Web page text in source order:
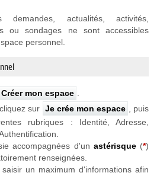
actualités, activités,
ou sondages ne sont accessibles
personnel.
Créer mon espace
sur Je crée mon espace
, puis
rubriques : Identité, Adresse,
accompagnées d'un astérisque(*)
renseignées.
un maximum d'informations afin